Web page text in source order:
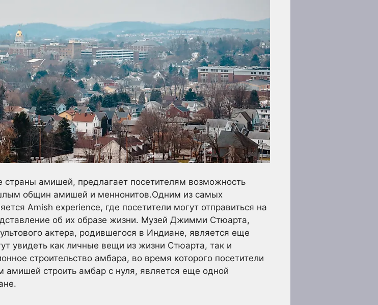
амишей, предлагает посетителям возможность
общин амишей и меннонитов.Одним из самых
Amish experience, где посетители могут отправиться на
об их образе жизни. Музей Джимми Стюарта,
актера, родившегося в Индиане, является еще
увидеть как личные вещи из жизни Стюарта, так и
строительство амбара, во время которого посетители
амишей строить амбар с нуля, является еще одной